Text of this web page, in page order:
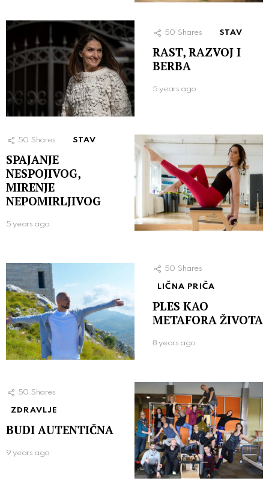
50 Shares STAV
RAST, RAZVOJ I
BERBA
5 years ago
50 Shares STAV
SPAJANJE
NESPOJIVOG,
MIRENJE
NEPOMIRLJIVOG
5 years ago
50 Shares
LIČNA PRIČA
PLES KAO
METAFORA ŽIVOTA
8 years ago
50 Shares
ZDRAVLJE
BUDI AUTENTIČNA
9 years ago